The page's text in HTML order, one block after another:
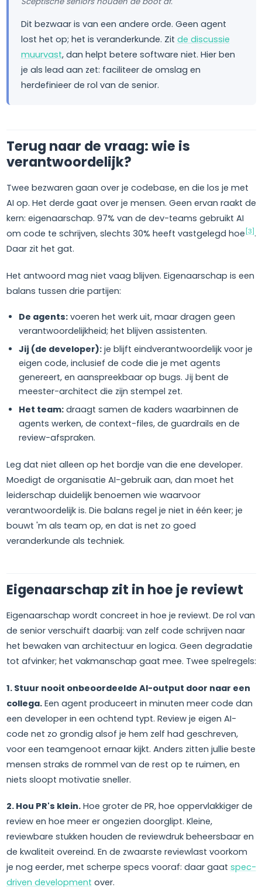
Dit bezwaar is van een andere orde. Geen agent
lost het op; het is veranderkunde. Zit de discussie
muurvast, dan helpt betere software niet. Hier ben
je als lead aan zet: faciliteer de omslag en
herdefinieer de rol van de senior.
Terug naar de vraag: wie is
verantwoordelijk?
Twee bezwaren gaan over je codebase, en die los je met
AI op. Het derde gaat over je mensen. Geen ervan raakt de
kern: eigenaarschap. 97% van de dev-teams gebruikt AI
om code te schrijven, slechts 30% heeft vastgelegd hoe [3].
Daar zit het gat.
Het antwoord mag niet vaag blijven. Eigenaarschap is een
balans tussen drie partijen:
De agents:voeren het werk uit, maar dragen geen
verantwoordelijkheid; het blijven assistenten.
Jij (de developer):je blijft eindverantwoordelijk voor je
eigen code, inclusief de code die je met agents
genereert, en aanspreekbaar op bugs. Jij bent de
meester-architect die zijn stempel zet.
Het team:draagt samen de kaders waarbinnen de
agents werken, de context-files, de guardrails en de
review-afspraken.
Leg dat niet alleen op het bordje van die ene developer.
Moedigt de organisatie AI-gebruik aan, dan moet het
leiderschap duidelijk benoemen wie waarvoor
verantwoordelijk is. Die balans regel je niet in één keer; je
bouwt 'm als team op, en dat is net zo goed
veranderkunde als techniek.
Eigenaarschap zit in hoe je reviewt
Eigenaarschap wordt concreet in hoe je reviewt. De rol van
de senior verschuift daarbij: van zelf code schrijven naar
het bewaken van architectuur en logica. Geen degradatie
tot afvinker; het vakmanschap gaat mee. Twee spelregels:
1. Stuur nooit onbeoordeelde AI-output door naar een
collega.Een agent produceert in minuten meer code dan
een developer in een ochtend typt. Review je eigen AI-
code net zo grondig alsof je hem zelf had geschreven,
voor een teamgenoot ernaar kijkt. Anders zitten jullie beste
mensen straks de rommel van de rest op te ruimen, en
niets sloopt motivatie sneller.
2. Hou PR's klein.Hoe groter de PR, hoe oppervlakkiger de
review en hoe meer er ongezien doorglipt. Kleine,
reviewbare stukken houden de reviewdruk beheersbaar en
de kwaliteit overeind. En de zwaarste reviewlast voorkom
je nog eerder, met scherpe specs vooraf: daar gaat spec-
driven development over.